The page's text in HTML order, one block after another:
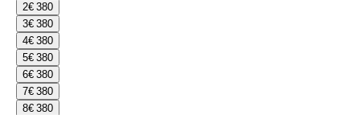
2€ 380
3€ 380
4€ 380
5€ 380
6€ 380
7€ 380
8€ 380